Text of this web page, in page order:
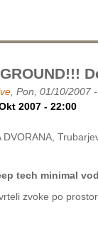
, Pon, 01/10/2007
2007 - 22:00
DVORANA,
tech minimal
zvoke po